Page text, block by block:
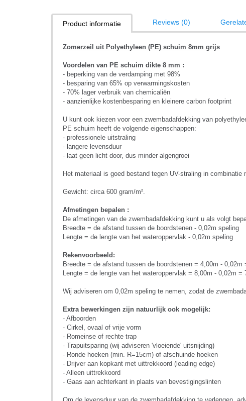
Product informatie Reviews (0)
Zomerzeil uit Polyethyleen (PE) schuim 8mm grijs
Voordelen van PE schuim dikte 8 mm :
- beperking van de verdamping met 98%
- besparing van 65% op verwarmingskosten
- 70% lager verbruik van chemicaliën
- aanzienlijke kostenbesparing en kleinere carbon footprint
U kunt ook kiezen voor een zwembadafdekking van
PE schuim heeft de volgende eigenschappen:
- professionele uitstraling
- langere levensduur
- laat geen licht door, dus minder algengroei
Het materiaal is goed bestand tegen UV-straling in combinatie
Gewicht: circa 600 gram/m².
Afmetingen bepalen :
De afmetingen van de zwembadafdekking kunt u als volgt
Breedte = de afstand tussen de boordstenen - 0,02m speling
Lengte = de lengte van het wateroppervlak - 0,02m speling
Rekenvoorbeeld:
Breedte = de afstand tussen de boordstenen = 4,00m - 0,02m
Lengte = de lengte van het wateroppervlak = 8,00m - 0,02m =
Wij adviseren om 0,02m speling te nemen, zodat de
Extra bewerkingen zijn natuurlijk ook mogelijk:
- Afboorden
- Cirkel, ovaal of vrije vorm
- Romeinse of rechte trap
- Trapuitsparing (wij adviseren 'vloeiende' uitsnijding)
- Ronde hoeken (min. R=15cm) of afschuinde hoeken
- Drijver aan kopkant met uittrekkoord (leading edge)
- Alleen uittrekkoord
- Gaas aan achterkant in plaats van bevestigingslinten